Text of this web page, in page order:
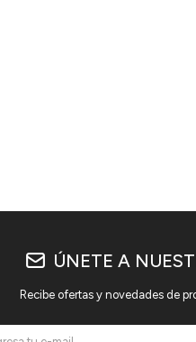
ÚNETE A
Recibe ofertas y novedades de